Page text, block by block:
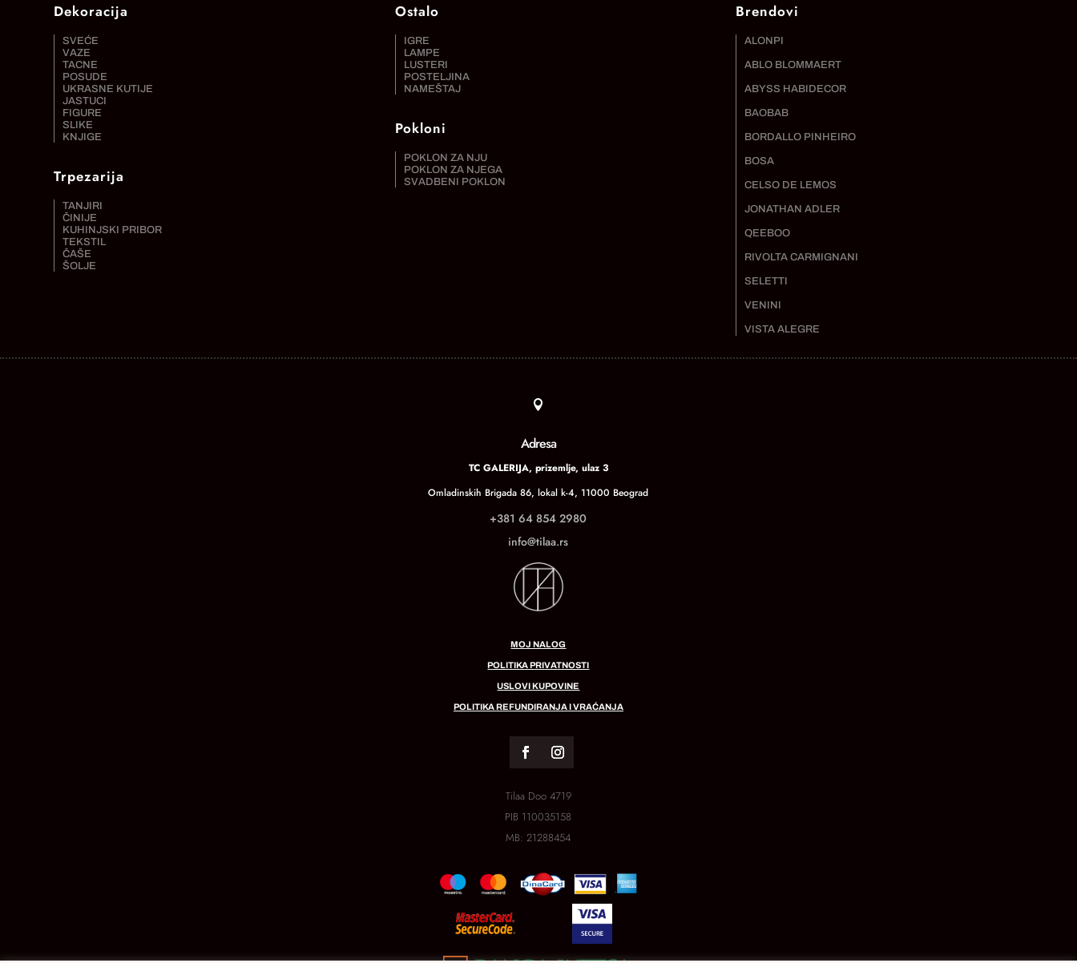
Dekoracija
SVEĆE
VAZE
TACNE
POSUDE
UKRASNE KUTIJE
JASTUCI
FIGURE
SLIKE
KNJIGE
Trpezarija
TANJIRI
ČINIJE
KUHINJSKI PRIBOR
TEKSTIL
ČAŠE
ŠOLJE
Ostalo
IGRE
LAMPE
LUSTERI
POSTELJINA
NAMEŠTAJ
Pokloni
POKLON ZA NJU
POKLON ZA NJEGA
SVADBENI POKLON
Brendovi
ALONPI
ABLO BLOMMAERT
ABYSS HABIDECOR
BAOBAB
BORDALLO PINHEIRO
BOSA
CELSO DE LEMOS
JONATHAN ADLER
QEEBOO
RIVOLTA CARMIGNANI
SELETTI
VENINI
VISTA ALEGRE

Adresa
TC GALERIJA, prizemlje, ulaz 3
Omladinskih Brigada 86, lokal k-4, 11000 Beograd
+381 64 854 2980
info@tilaa.rs
MOJ NALOG
POLITIKA PRIVATNOSTI
USLOVI KUPOVINE
POLITIKA REFUNDIRANJA I VRAĆANJA
Tilaa Doo 4719
PIB 110035158
MB:21288454